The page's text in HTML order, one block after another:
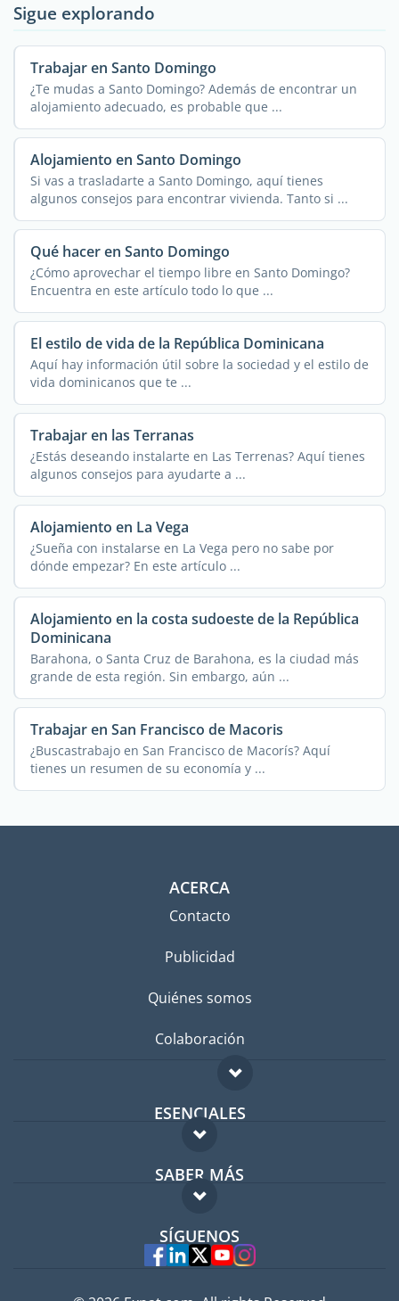
Sigue explorando
Trabajar en Santo Domingo
¿Te mudas a Santo Domingo? Además de encontrar un
alojamiento adecuado, es probable que ...
Alojamiento en Santo Domingo
Si vas a trasladarte a Santo Domingo, aquí tienes
algunos consejos para encontrar vivienda. Tanto si ...
Qué hacer en Santo Domingo
¿Cómo aprovechar el tiempo libre en Santo Domingo?
Encuentra en este artículo todo lo que ...
El estilo de vida de la República Dominicana
Aquí hay información útil sobre la sociedad y el estilo de
vida dominicanos que te ...
Trabajar en las Terranas
¿Estás deseando instalarte en Las Terrenas? Aquí tienes
algunos consejos para ayudarte a ...
Alojamiento en La Vega
¿Sueña con instalarse en La Vega pero no sabe por
dónde empezar? En este artículo ...
Alojamiento en la costa sudoeste de la República
Dominicana
Barahona, o Santa Cruz de Barahona, es la ciudad más
grande de esta región. Sin embargo, aún ...
Trabajar en San Francisco de Macoris
¿Buscastrabajo en San Francisco de Macorís? Aquí
tienes un resumen de su economía y ...
ACERCA
Contacto
Publicidad
Quiénes somos
Colaboración
ESENCIALES
Foro para expatriados
Guía para expatriados
Trabajos en el extranjero
SABER MÁS
FAQ
Expertos
SÍGUENOS